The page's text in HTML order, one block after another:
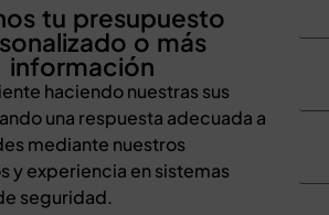
tu presupuesto
o más
información
haciendo nuestras sus
una respuesta adecuada a
mediante nuestros
y experiencia en sistemas
seguridad.